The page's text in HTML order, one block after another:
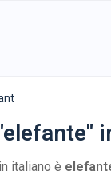
in italiano è